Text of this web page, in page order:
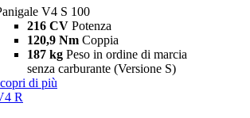
V4 S 100
216 CV Potenza
120,9 Nm Coppia
187 kg Peso in ordine di marcia
senza carburante (Versione S)
di più
R